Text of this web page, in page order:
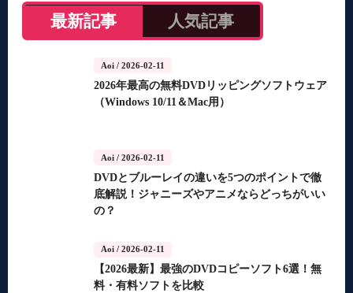
最新記事 人気記事
Aoi/ 2026-02-11
2026年最高の無料DVDリッピングソフトウェア
（Windows 10/11＆Mac用）
Aoi/ 2026-02-11
DVDとブルーレイの違いを5つのポイントで徹
底解説！ジャニーズやアニメならどっちがいい
の？
Aoi/ 2026-02-11
【2026最新】最強のDVDコピーソフト6選！無
料・有料ソフトを比較